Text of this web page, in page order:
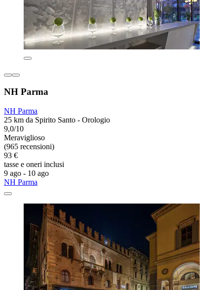
NH Parma
NH Parma
25 km da Spirito Santo - Orologio
9,0/10
Meraviglioso
(965 recensioni)
93 €
tasse e oneri inclusi
9 ago - 10 ago
NH Parma